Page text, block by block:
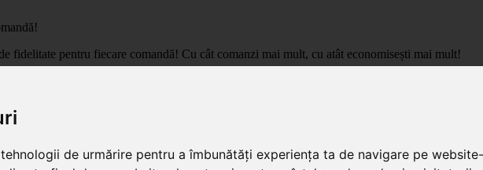
de urmărire pentru a îmbunătăți experiența ta de navigare pe
fidelitate pentru fiecare comandă! Cu cât comanzi mai mult, cu atât economisești mai mult!
Produse de calitate la pret de importator, cu livrare in toata Romania.